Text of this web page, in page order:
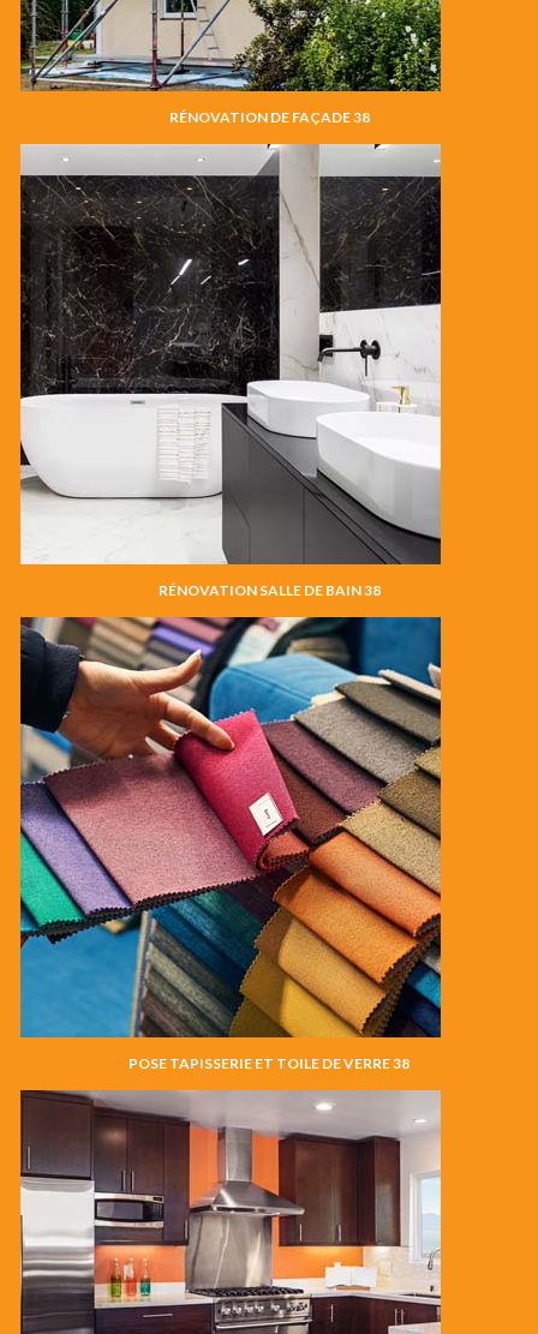
RÉNOVATION DE FAÇADE 38
RÉNOVATION SALLE DE BAIN 38
POSE TAPISSERIE ET TOILE DE VERRE 38